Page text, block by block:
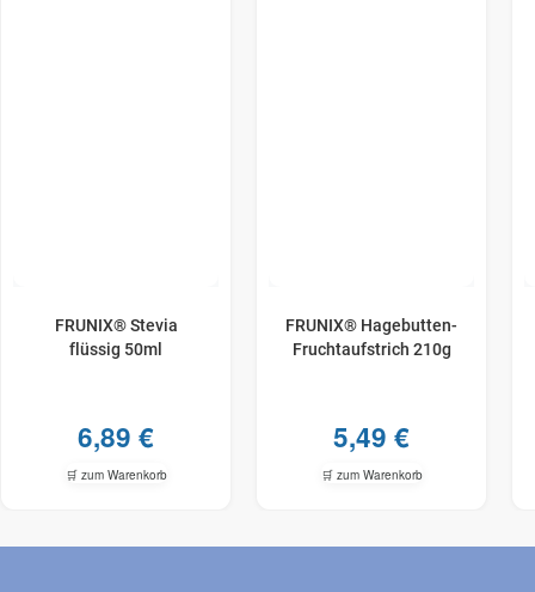
FRUNIX® Stevia
flüssig 50ml
6,89 €
🛒 zum Warenkorb
FRUNIX® Hagebutten-
Fruchtaufstrich 210g
5,49 €
🛒 zum Warenkorb